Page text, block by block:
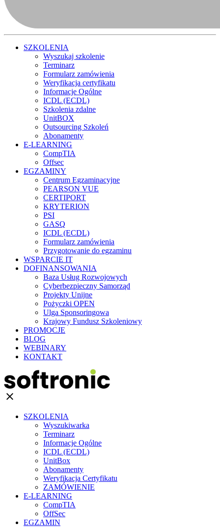
SZKOLENIA
Wyszukaj szkolenie
Terminarz
Formularz zamówienia
Weryfikacja certyfikatu
Informacje Ogólne
ICDL (ECDL)
Szkolenia zdalne
UnitBOX
Outsourcing Szkoleń
Abonamenty
E-LEARNING
CompTIA
Offsec
EGZAMINY
Centrum Egzaminacyjne
PEARSON VUE
CERTIPORT
KRYTERION
PSI
GASQ
ICDL (ECDL)
Formularz zamówienia
Przygotowanie do egzaminu
WSPARCIE IT
DOFINANSOWANIA
Baza Usług Rozwojowych
Cyberbezpieczny Samorząd
Projekty Unijne
Pożyczki OPEN
Ulga Sponsoringowa
Krajowy Fundusz Szkoleniowy
PROMOCJE
BLOG
WEBINARY
KONTAKT
clear
SZKOLENIA
Wyszukiwarka
Terminarz
Informacje Ogólne
ICDL (ECDL)
UnitBox
Abonamenty
Weryfikacja Certyfikatu
ZAMÓWIENIE
E-LEARNING
CompTIA
OffSec
EGZAMIN